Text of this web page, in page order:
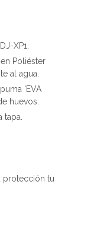
XP1.
Poliéster
al agua.
'EVA
huevos.
tapa.
protección tu